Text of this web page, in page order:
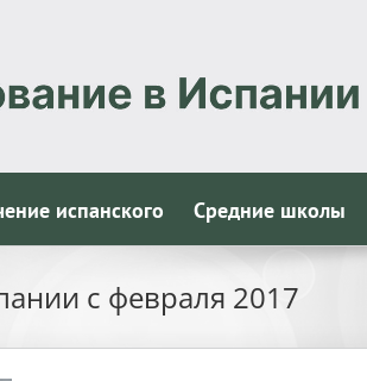
испанского Средние школы
с февраля 2017